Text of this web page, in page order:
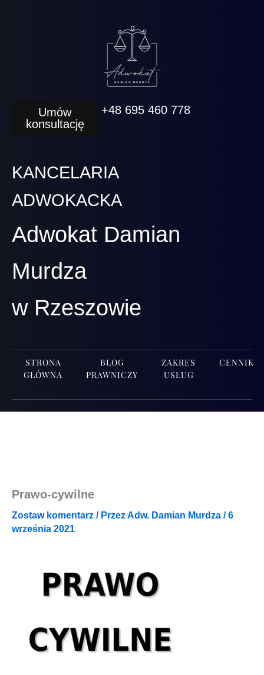
Umów
konsultację
+48 695 460 778
KANCELARIA
ADWOKACKA
Adwokat Damian
Murdza
w Rzeszowie
STRONA
GŁÓWNA
BLOG
PRAWNICZY
ZAKRES
USŁUG
CENNIK
Prawo-cywilne
Zostaw komentarz / PrzezAdw. Damian Murdza /6
września 2021